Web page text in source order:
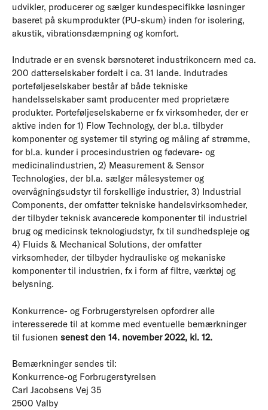
udvikler, producerer og sælger kundespecifikke løsninger
baseret på skumprodukter (PU-skum) inden for isolering,
akustik, vibrationsdæmpning og komfort.
Indutrade er en svensk børsnoteret industrikoncern med ca.
200 datterselskaber fordelt i ca. 31 lande. Indutrades
porteføljeselskaber består af både tekniske
handelsselskaber samt producenter med proprietære
produkter. Porteføljeselskaberne er fx virksomheder, der er
aktive inden for 1) Flow Technology, der bl.a. tilbyder
komponenter og systemer til styring og måling af strømme,
for bl.a. kunder i procesindustrien og fødevare- og
medicinalindustrien, 2) Measurement & Sensor
Technologies, der bl.a. sælger målesystemer og
overvågningsudstyr til forskellige industrier, 3) Industrial
Components, der omfatter tekniske handelsvirksomheder,
der tilbyder teknisk avancerede komponenter til industriel
brug og medicinsk teknologiudstyr, fx til sundhedspleje og
4) Fluids & Mechanical Solutions, der omfatter
virksomheder, der tilbyder hydrauliske og mekaniske
komponenter til industrien, fx i form af filtre, værktøj og
belysning.
Konkurrence- og Forbrugerstyrelsen opfordrer alle
interesserede til at komme med eventuelle bemærkninger
til fusionen senest den 14. november 2022, kl. 12.
Bemærkninger sendes til:
Konkurrence-og Forbrugerstyrelsen
Carl Jacobsens Vej 35
2500 Valby